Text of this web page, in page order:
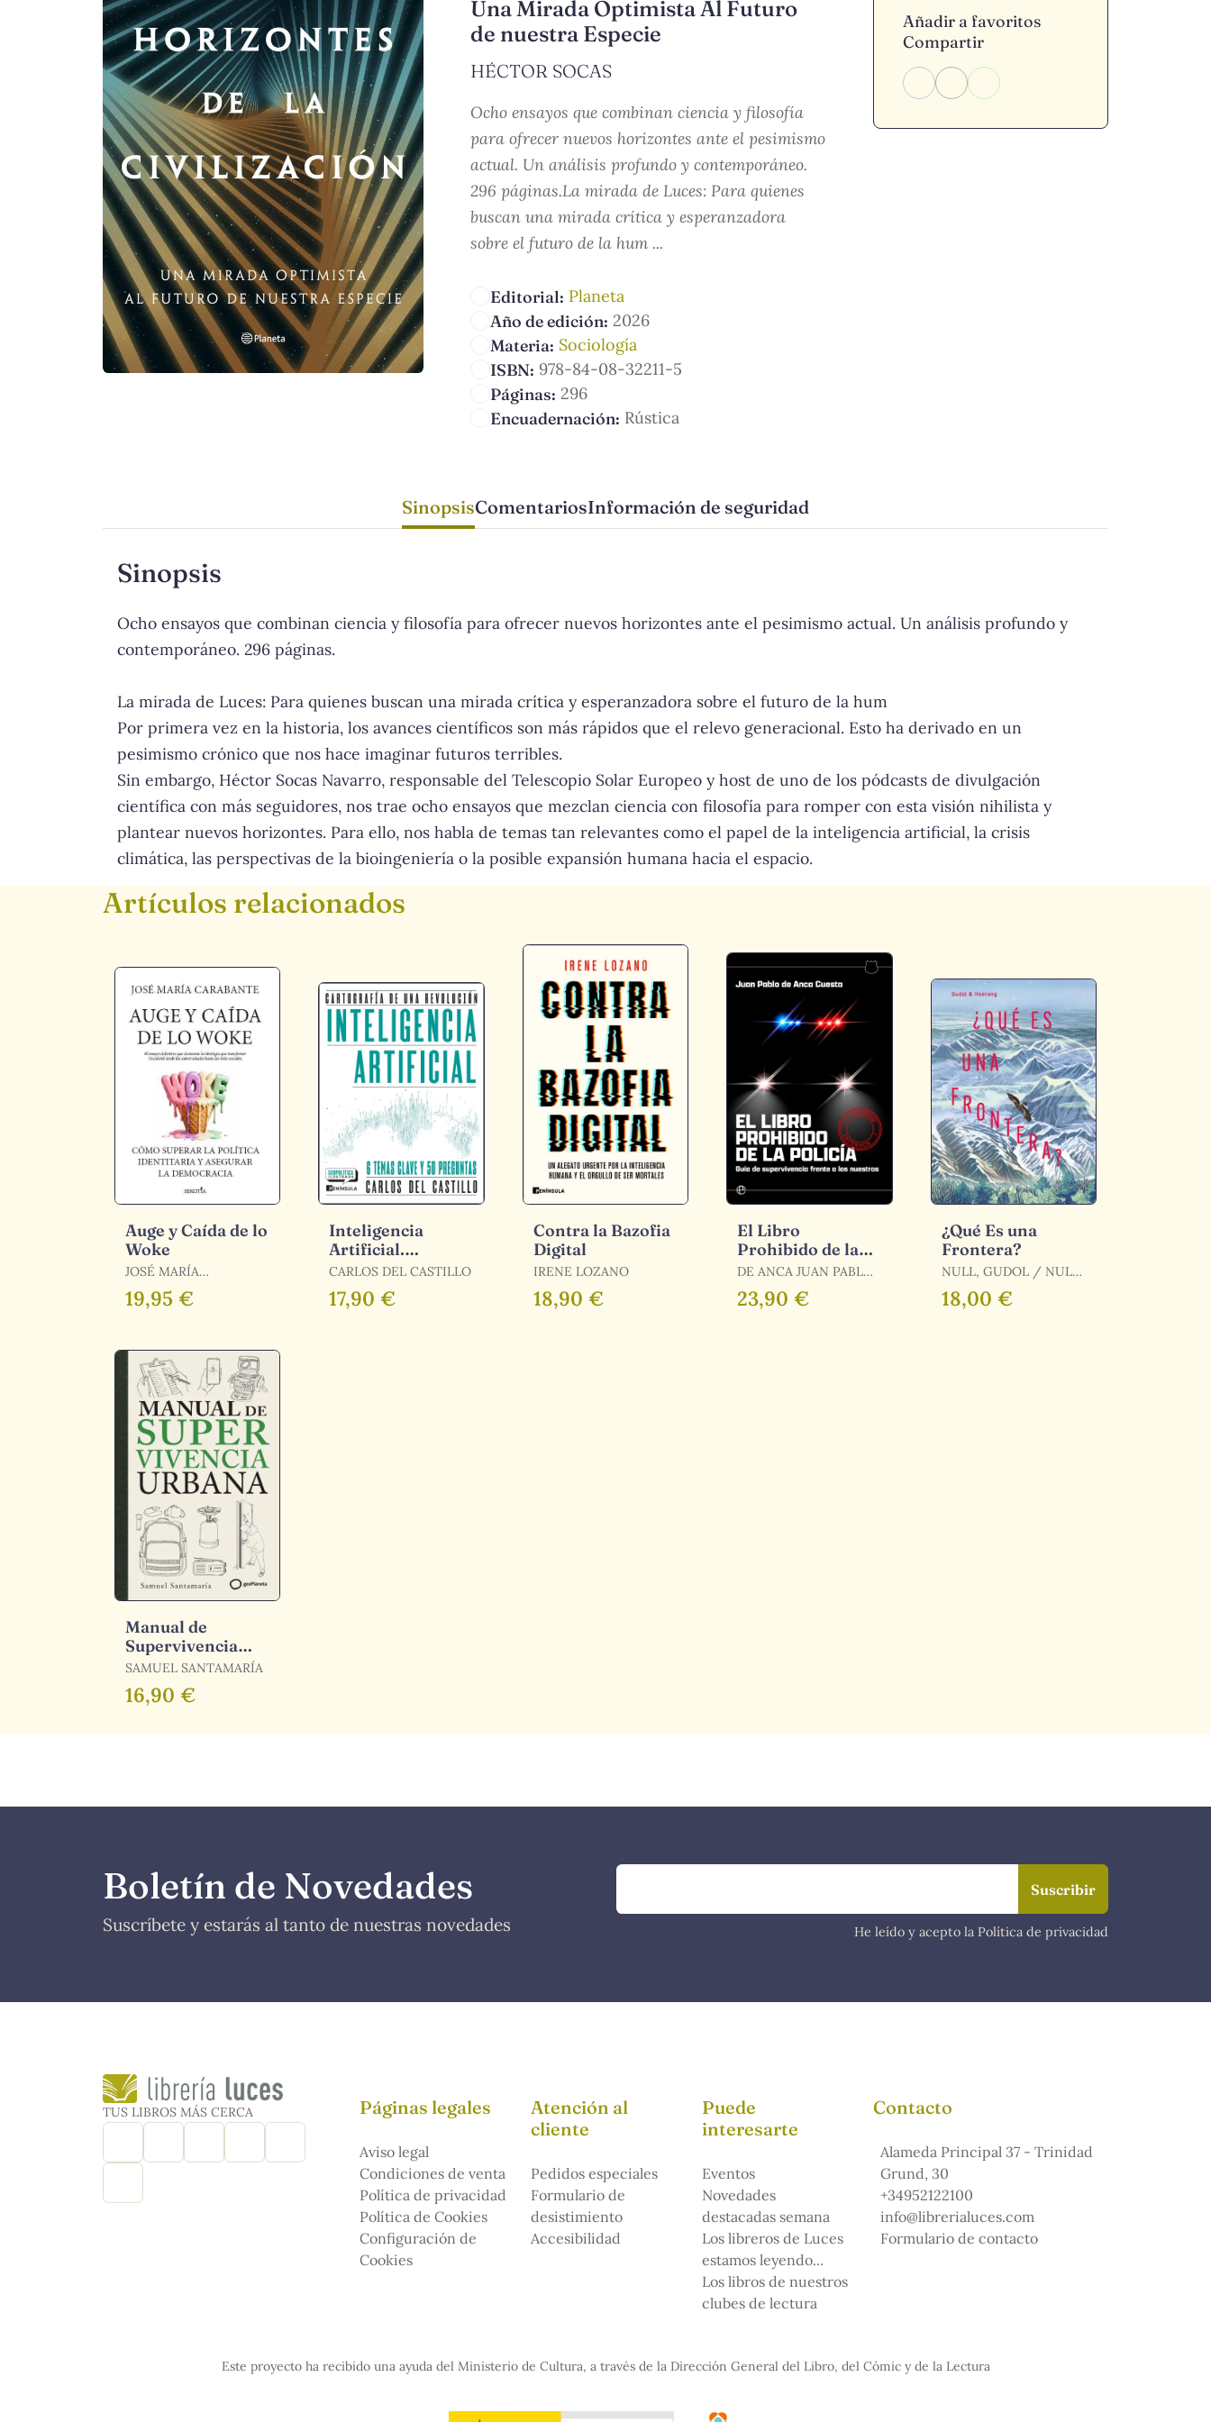
Una Mirada Optimista Al Futuro
de nuestra Especie
HÉCTOR SOCAS
Ocho ensayos que combinan ciencia y filosofía
para ofrecer nuevos horizontes ante el pesimismo
actual. Un análisis profundo y contemporáneo.
296 páginas.La mirada de Luces: Para quienes
buscan una mirada crítica y esperanzadora
sobre el futuro de la hum ...
Editorial: Planeta
Año de edición: 2026
Materia: Sociología
ISBN: 978-84-08-32211-5
Páginas: 296
Encuadernación: Rústica
Añadir a favoritos
Compartir
SinopsisComentariosInformación de seguridad
Sinopsis
Ocho ensayos que combinan ciencia y filosofía para ofrecer nuevos horizontes ante el pesimismo actual. Un análisis profundo y
contemporáneo. 296 páginas.
La mirada de Luces: Para quienes buscan una mirada crítica y esperanzadora sobre el futuro de la hum
Por primera vez en la historia, los avances científicos son más rápidos que el relevo generacional. Esto ha derivado en un
pesimismo crónico que nos hace imaginar futuros terribles.
Sin embargo, Héctor Socas Navarro, responsable del Telescopio Solar Europeo y host de uno de los pódcasts de divulgación
científica con más seguidores, nos trae ocho ensayos que mezclan ciencia con filosofía para romper con esta visión nihilista y
plantear nuevos horizontes. Para ello, nos habla de temas tan relevantes como el papel de la inteligencia artificial, la crisis
climática, las perspectivas de la bioingeniería o la posible expansión humana hacia el espacio.
Artículos relacionados
Auge y Caída de lo
Woke
JOSÉ MARÍA
CARABANTE,
19,95 €
Inteligencia
Artificial.
Cartografía de
una Revolución
CARLOS DEL CASTILLO
17,90 €
Contra la Bazofia
Digital
IRENE LOZANO
18,90 €
El Libro
Prohibido de la
Policia
DE ANCA JUAN PABLO
/ DE ANCA CUESTA,
JUAN PABLO
23,90 €
¿Qué Es una
Frontera?
NULL, GUDOL / NULL,
18,00 €
Manual de
Supervivencia
Urbana para
Civiles
SAMUEL SANTAMARÍA
16,90 €
Boletín de Novedades
Suscríbete y estarás al tanto de nuestras novedades He leído y acepto la Política de privacidad
TUS LIBROS MÁS CERCA Páginas legales
Aviso legal
Condiciones de venta
Política de privacidad
Política de Cookies
Configuración de
Cookies
Atención al
cliente
Pedidos especiales
Formulario de
desistimiento
Accesibilidad
Puede
interesarte
Eventos
Novedades
destacadas semana
Los libreros de Luces
estamos leyendo...
Los libros de nuestros
clubes de lectura
Contacto
Alameda Principal 37 - Trinidad
Grund, 30
+34952122100
info@librerialuces.com
Formulario de contacto
Este proyecto ha recibido una ayuda del Ministerio de Cultura, a través de la Dirección General del Libro, del Cómic y de la Lectura